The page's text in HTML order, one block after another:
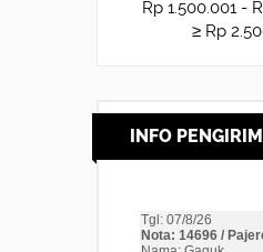
Rp 1.500.001 -
≥ Rp
INFO